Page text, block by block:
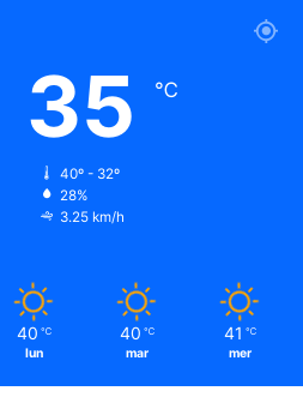
35 ℃
40º - 32º
28%
3.25 km/h
40 ℃
lun
40 ℃
mar
41 ℃
mer